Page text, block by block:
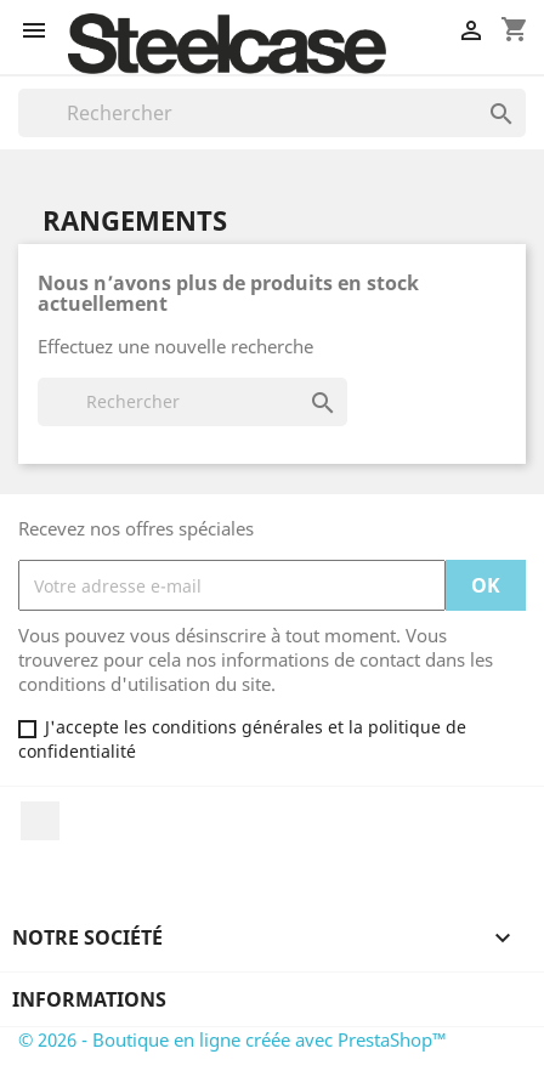
 shopping_cart


RANGEMENTS
Nous n’avons plus de produits en stock
actuellement
Effectuez une nouvelle recherche

Recevez nos offres spéciales
Vous pouvez vous désinscrire à tout moment. Vous
trouverez pour cela nos informations de contact dans les
conditions d'utilisation du site.
J'accepte les conditions générales et la politique de
confidentialité
NOTRE SOCIÉTÉ 
INFORMATIONS
© 2026 - Boutique en ligne créée avec PrestaShop™